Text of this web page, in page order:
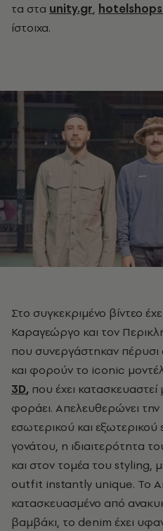
τα στα unity.gr,
ίστοιχα.
Στο συγκεκριμένο βίντεο έχει δίπλα του τον Δημήτρη
Καραγεώργο και τον
που συνεργάστηκαν
και φορούν το iconic
3D, που έχει
φοράει. Απελευθερώνει
εσωτερικού και
γονάτου, η ιδιαιτερότητα
και στον τομέα του styling,
outfit instantly unique. Το
κατασκευασμένο από
βαμβάκι, το denim έχει